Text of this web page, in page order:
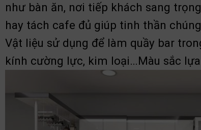
như bàn ăn, nơi tiếp khách sang
hay tách cafe đủ giúp tinh thần
Vật liệu sử dụng để làm quầy bar
kính cường lực, kim loại…Màu sắc